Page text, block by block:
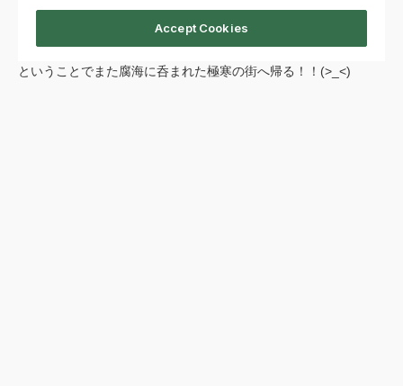
ということでまた腐海に呑まれた極寒の街へ帰る！！(>_<)